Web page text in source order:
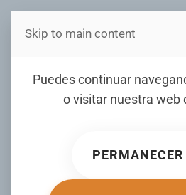
Estás en
Puedes continuar
o visitar nuestra web
Skip to main content
Grupo Scout
SFM celebra
ESCRITO POR TELENORD.COM EL17